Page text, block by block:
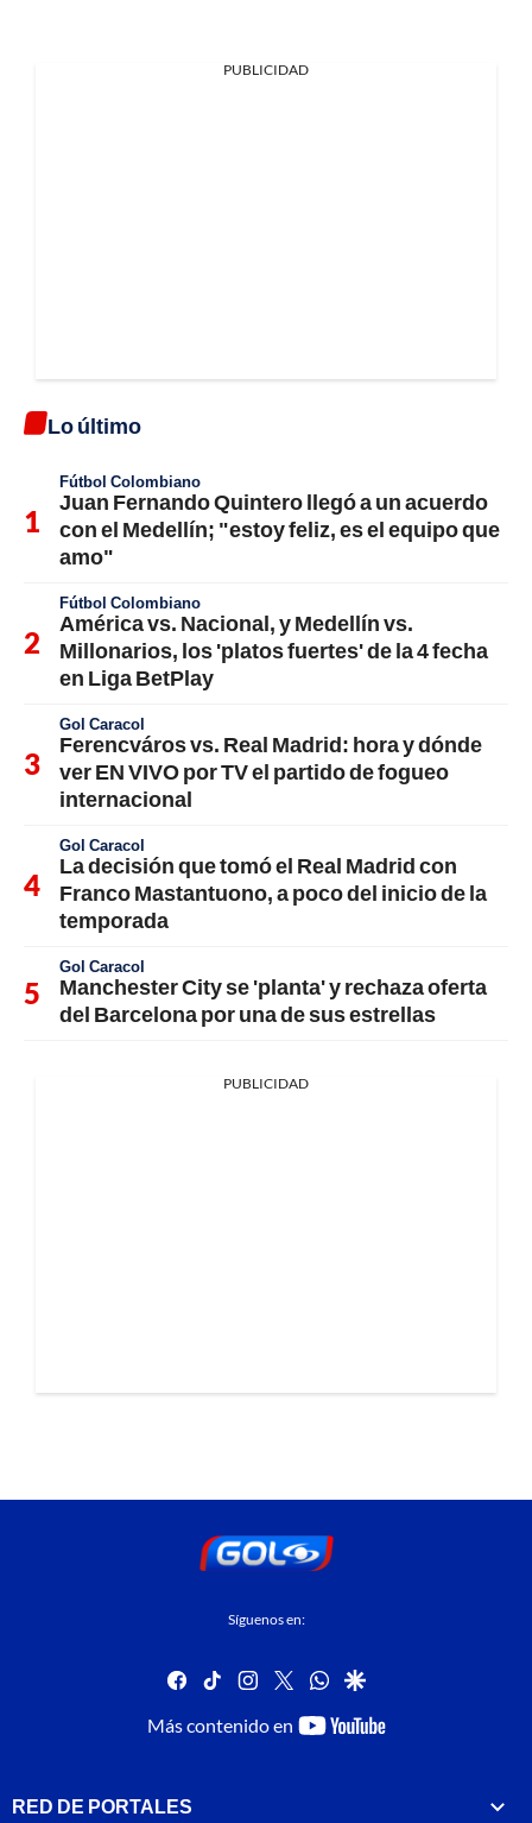
PUBLICIDAD
Lo último
Fútbol Colombiano
Juan Fernando Quintero llegó a un acuerdo
con el Medellín; "estoy feliz, es el equipo que
amo"
Fútbol Colombiano
América vs. Nacional, y Medellín vs.
Millonarios, los 'platos fuertes' de la 4 fecha
en Liga BetPlay
Gol Caracol
Ferencváros vs. Real Madrid: hora y dónde
ver EN VIVO por TV el partido de fogueo
internacional
Gol Caracol
La decisión que tomó el Real Madrid con
Franco Mastantuono, a poco del inicio de la
temporada
Gol Caracol
Manchester City se 'planta' y rechaza oferta
del Barcelona por una de sus estrellas
PUBLICIDAD
Síguenos en:
facebook
tiktok instagram
twitterwhatsapp
google
Más contenido en
youtube-
RED DE PORTALES